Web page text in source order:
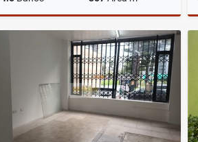
Venta
US$184,900